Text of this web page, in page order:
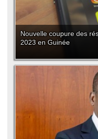
Nouvelle coupure des
2023 en Guinée